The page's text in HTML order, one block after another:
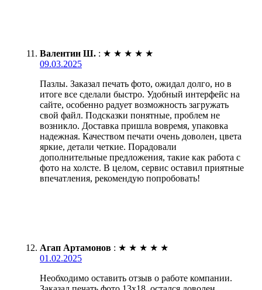
Валентин Ш. : ★ ★ ★ ★ ★
09.03.2025
Пазлы. Заказал печать фото, ожидал долго, но в
итоге все сделали быстро. Удобный интерфейс на
сайте, особенно радует возможность загружать
свой файл. Подсказки понятные, проблем не
возникло. Доставка пришла вовремя, упаковка
надежная. Качеством печати очень доволен, цвета
яркие, детали четкие. Порадовали
дополнительные предложения, такие как работа с
фото на холсте. В целом, сервис оставил приятные
впечатления, рекомендую попробовать!
Агап Артамонов : ★ ★ ★ ★ ★
01.02.2025
Необходимо оставить отзыв о работе компании.